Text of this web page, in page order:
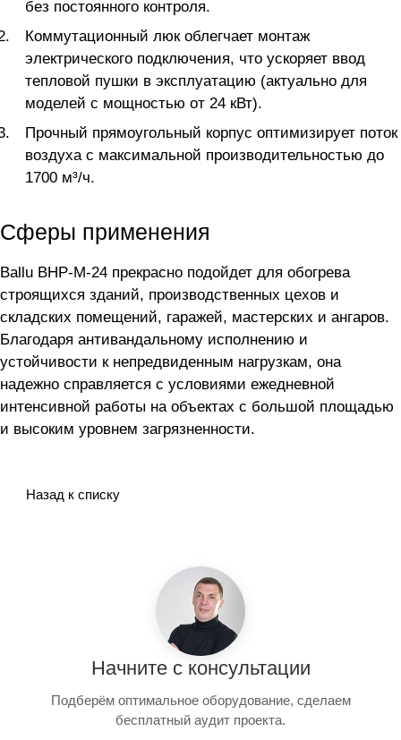
без постоянного контроля.
Коммутационный люк облегчает монтаж
электрического подключения, что ускоряет ввод
тепловой пушки в эксплуатацию (актуально для
моделей с мощностью от 24 кВт).
Прочный прямоугольный корпус оптимизирует поток
воздуха с максимальной производительностью до
1700 м³/ч.
Сферы применения
Ballu BHP-M-24 прекрасно подойдет для обогрева
строящихся зданий, производственных цехов и
складских помещений, гаражей, мастерских и ангаров.
Благодаря антивандальному исполнению и
устойчивости к непредвиденным нагрузкам, она
надежно справляется с условиями ежедневной
интенсивной работы на объектах с большой площадью
и высоким уровнем загрязненности.
Назад к списку
Начните с консультации
Подберём оптимальное оборудование, сделаем
бесплатный аудит проекта.